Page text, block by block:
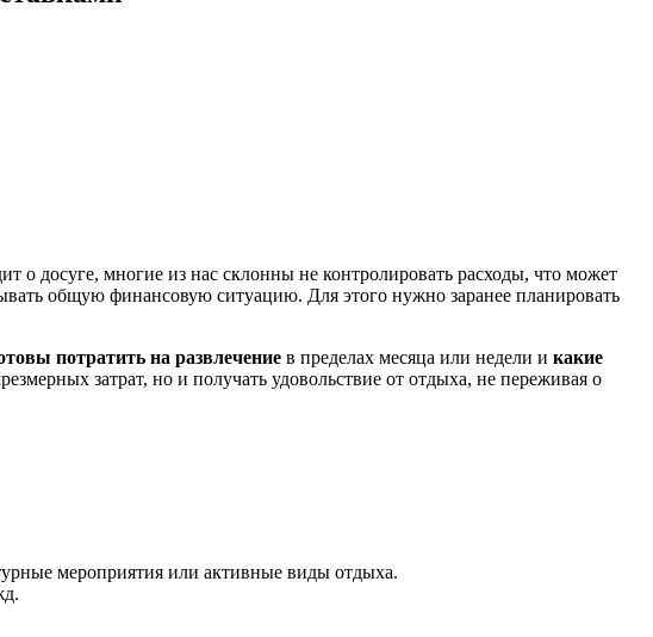
о досуге, многие из нас склонны не контролировать расходы, что может
общую финансовую ситуацию. Для этого нужно заранее планировать
потратить на развлечение в пределах месяца или недели и какие
затрат, но и получать удовольствие от отдыха, не переживая о
мероприятия или активные виды отдыха.